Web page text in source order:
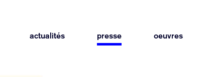
actualités presse oeuvres